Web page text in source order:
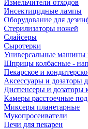
Измельчители отходов
Инсектицидные лампы
Оборудование для
Стерилизаторы ножей
Слайсеры
Сыротерки
Универсальные машины
Шприцы колбасные -
Пекарское и
Аксессуары и дозаторы
Диспенсеры и дозаторы
Камеры расстоечные
Миксеры планетарные
Мукопросеиватели
Печи для пекарен